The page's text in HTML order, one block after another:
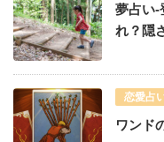
夢占い-
れ？隠
恋愛占
ワンド